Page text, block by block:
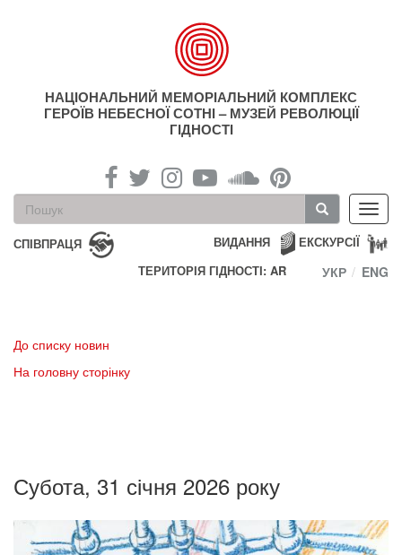
НАЦІОНАЛЬНИЙ МЕМОРІАЛЬНИЙ КОМПЛЕКС
ГЕРОЇВ НЕБЕСНОЇ СОТНІ – МУЗЕЙ РЕВОЛЮЦІЇ
ГІДНОСТІ
Пошукова
форма
Пошук
СПІВПРАЦЯ ЕКСКУРСІЇ
ВИДАННЯ
ТЕРИТОРІЯ ГІДНОСТІ: AR
УКР ENG
До списку новин
На головну сторінку
Субота, 31 січня 2026 року